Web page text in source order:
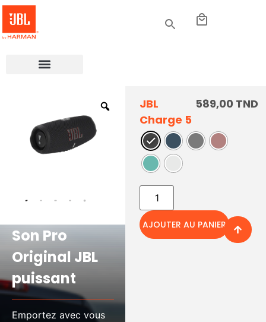
Son Pro
Original JBL
puissant
Emportez avec vous
JBL
Charge 5
589,00 TND
AJOUTER AU PANIER